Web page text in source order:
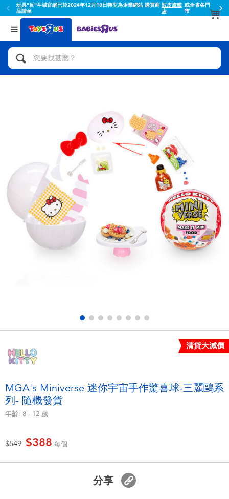
玩具"反"斗城官網已於2024年12月18日轉型為企業網站 購買商
品請至
蝦皮旗艦
店
或全省各門
市
返回
分類目錄
人氣英雄,角色扮演,射擊玩具
拼砌組合及樂高LEGO
玩具車,貨車,火車及遙控系列
手工藝,文具,蠟筆,泥膠,畫板
娃娃, 芭比,收藏公仔
戶外及運動用品
派對用品
毛毛公仔玩具
夏日
返回
品牌
Toy Story玩具總動員
Fuggler
Miniso名創優品
playpop
NERF熱火 清貨大減價
MGA's Miniverse 迷你宇宙手作驚喜球-三麗鷗系
列- 隨機發貨
年齡: 8 - 12 歲
價格從
$549至$388 每個
分享